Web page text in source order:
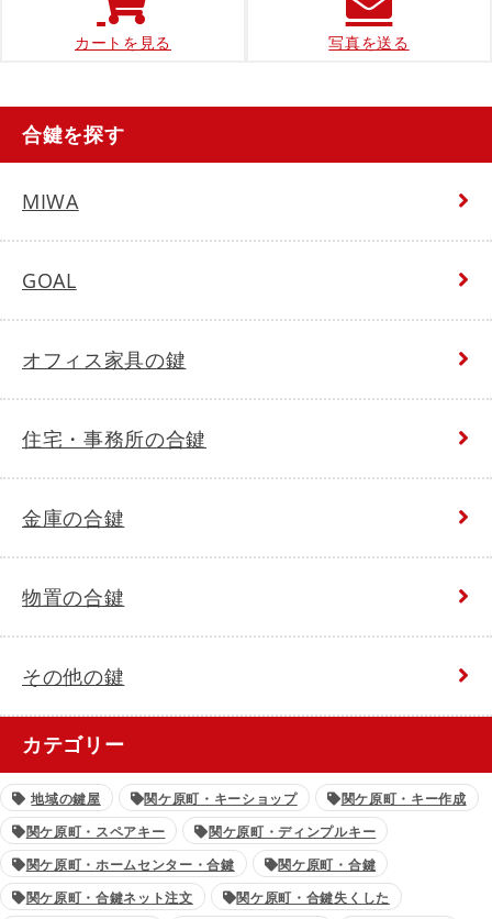
カートを見る 写真を送る
合鍵を探す
MIWA
GOAL
オフィス家具の鍵
住宅・事務所の合鍵
金庫の合鍵
物置の合鍵
その他の鍵
カテゴリー
地域の鍵屋 関ケ原町・キーショップ
関ケ原町・キー作成
関ケ原町・スペアキー
関ケ原町・ディンプルキー
関ケ原町・ホームセンター・合鍵
関ケ原町・合鍵
関ケ原町・合鍵ネット注文
関ケ原町・合鍵失くした